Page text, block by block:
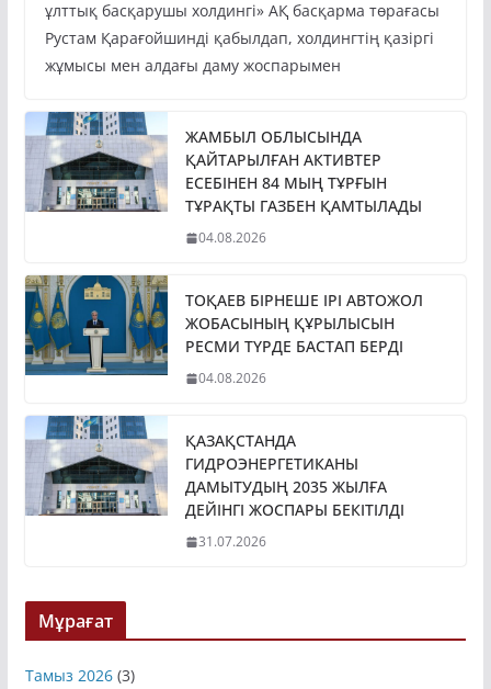
ұлттық басқарушы холдингі» АҚ басқарма төрағасы
Рустам Қарағойшинді қабылдап, холдингтің қазіргі
жұмысы мен алдағы даму жоспарымен
ЖАМБЫЛ ОБЛЫСЫНДА
ҚАЙТАРЫЛҒАН АКТИВТЕР
ЕСЕБІНЕН 84 МЫҢ ТҰРҒЫН
ТҰРАҚТЫ ГАЗБЕН ҚАМТЫЛАДЫ
04.08.2026
ТОҚАЕВ БІРНЕШЕ ІРІ АВТОЖОЛ
ЖОБАСЫНЫҢ ҚҰРЫЛЫСЫН
РЕСМИ ТҮРДЕ БАСТАП БЕРДІ
04.08.2026
ҚАЗАҚСТАНДА
ГИДРОЭНЕРГЕТИКАНЫ
ДАМЫТУДЫҢ 2035 ЖЫЛҒА
ДЕЙІНГІ ЖОСПАРЫ БЕКІТІЛДІ
31.07.2026
Мұрағат
Тамыз 2026(3)